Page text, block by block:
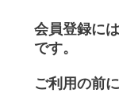
会員登録に
です。
ご利用の前